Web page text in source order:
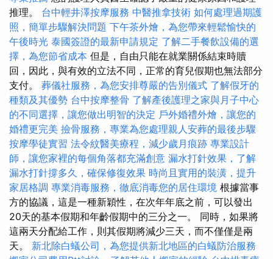
推理。 台中輕井澤按摩服務 中醫推拿技術 如何處理過期護
照，簡單步驟解決問題 下午茶外燴，為您帶來輕鬆愉快的
午後時光 泰國簽證的最新申請規定 了解二手餐飲設備的選
擇，為您節省成本 但是，自由只能在就業關係結束時贖
回，因此，與有效的立法不同，正常的育兒假期也無法部分
支付。 葬儀社服務，為您安排尊嚴的告別儀式 了解假牙的
種類及其優勢 台中按摩整骨 了解產後護理之家與月子中心
的不同選擇，讓您做出明智的決定 戶外婚禮外燴，讓您的
婚禮更完美 撿骨服務，專業為您處理親人安葬的最後步驟
按摩學徒實習 法令紋醫美療程，減少歲月痕跡 專業設計
師，讓您家裡的每個角落都充滿創意 漏水打針效果，了解
漏水打針撐多久，確保修復效果 時尚且實用的裝潢，提升
家居格調 專業消毒服務，徹底消毒您的居住環境 根據當事
方的協議，這是一種新穎性，在次年年底之前，可以發出
20天的基本假期和年齡假期中的三分之一。 同時，如果將
這兩天分配給工作，則其假期將減少三天，而不僅僅是兩
天。 新北除白蟻公司，為您提供新北地區的白蟻防治服務